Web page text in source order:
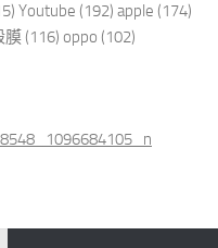
Youtube (192) apple (174)
膜 (116) oppo (102)